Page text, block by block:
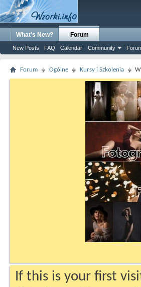
What's New? Forum
New Posts FAQ Calendar Community
Forum Ogólne Kursy i Szkolenia
If this is your first